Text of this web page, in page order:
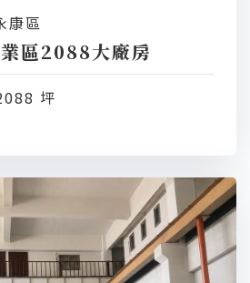
康區
區2088大廠房
坪